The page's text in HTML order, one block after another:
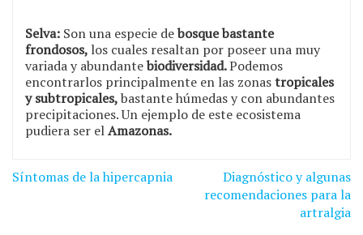
Selva: Son una especie debosque bastante
frondosos, los cuales resaltan por poseer una muy
variada y abundantebiodiversidad.Podemos
encontrarlos principalmente en las zonastropicales
y subtropicales,bastante húmedas y con abundantes
precipitaciones. Un ejemplo de este ecosistema
pudiera ser elAmazonas.
Navegación
Síntomas de la hipercapnia
Diagnóstico y algunas
recomendaciones para la
artralgia